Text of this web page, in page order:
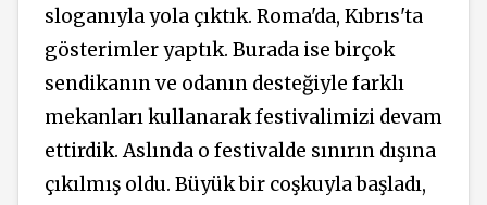
sloganıyla yola çıktık. Roma'da, Kıbrıs'ta
gösterimler yaptık. Burada ise birçok
sendikanın ve odanın desteğiyle farklı
mekanları kullanarak festivalimizi devam
ettirdik. Aslında o festivalde sınırın dışına
çıkılmış oldu. Büyük bir coşkuyla başladı,